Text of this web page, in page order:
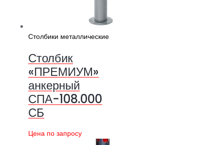
Столбики металлические
Столбик
«ПРЕМИУМ»
анкерный
СПА-108.000
СБ
Цена по запросу